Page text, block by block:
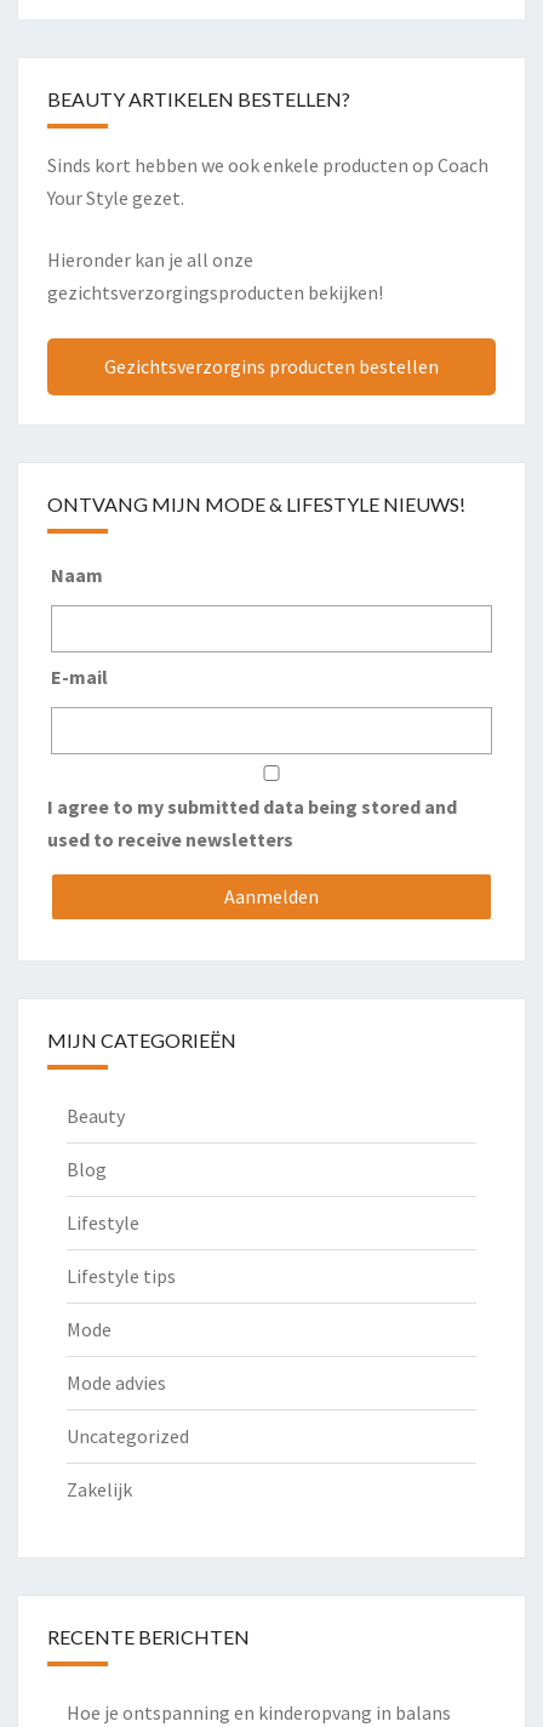
BEAUTY ARTIKELEN BESTELLEN?
Sinds kort hebben we ook enkele producten op Coach
Your Style gezet.
Hieronder kan je all onze
gezichtsverzorgingsproducten bekijken!
Gezichtsverzorgins producten bestellen
ONTVANG MIJN MODE & LIFESTYLE NIEUWS!
Naam
E-mail
I agree to my submitted data being stored and
used to receive newsletters
MIJN CATEGORIEËN
Beauty
Blog
Lifestyle
Lifestyle tips
Mode
Mode advies
Uncategorized
Zakelijk
RECENTE BERICHTEN
Hoe je ontspanning en kinderopvang in balans